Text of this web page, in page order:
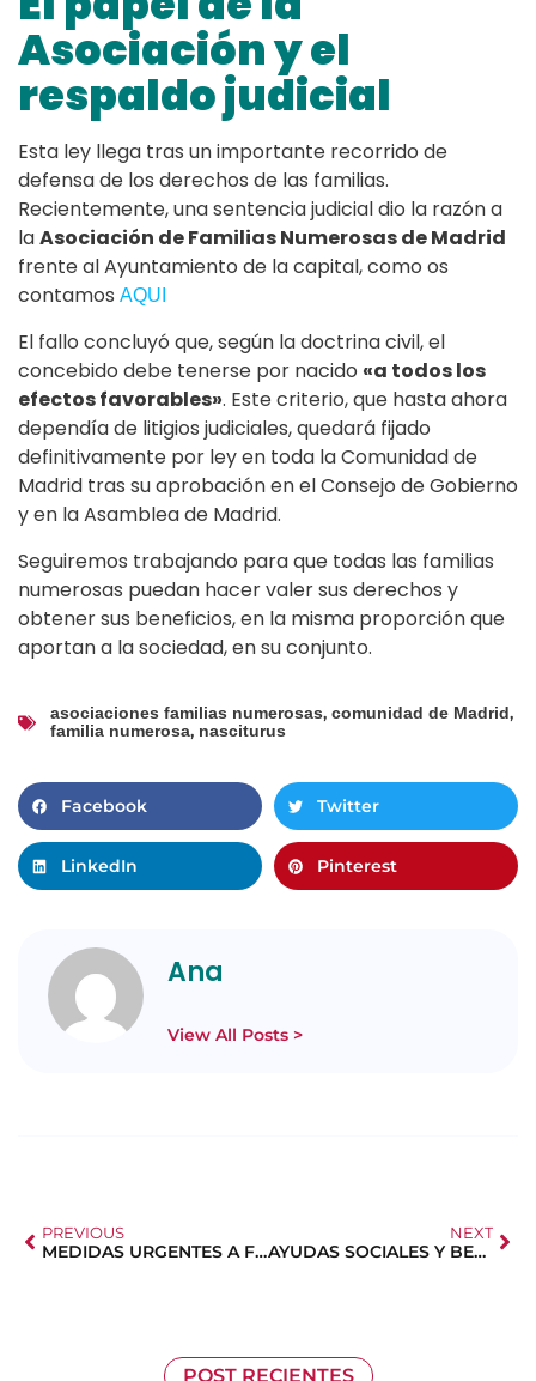
Asociación y el
respaldo judicial
Esta ley llega tras un importante recorrido de
defensa de los derechos de las familias.
Recientemente, una sentencia judicial dio la razón a
laAsociación de Familias Numerosas de Madrid
frente al Ayuntamiento de la capital, como os
contamos AQUI
El fallo concluyó que, según la doctrina civil, el
concebido debe tenerse por nacido «a todos los
efectos favorables». Este criterio, que hasta ahora
dependía de litigios judiciales, quedará fijado
definitivamente por ley en toda la Comunidad de
Madrid tras su aprobación en el Consejo de Gobierno
y en la Asamblea de Madrid.
Seguiremos trabajando para que todas las familias
numerosas puedan hacer valer sus derechos y
obtener sus beneficios, en la misma proporción que
aportan a la sociedad, en su conjunto.
asociaciones familias numerosas, comunidad de Madrid,
familia numerosa, nasciturus
Facebook Twitter
LinkedIn Pinterest
Ana
View All Posts >
PREVIOUS
MEDIDAS URGENTES A FAVOR DE LA NATALIDAD
NEXT
AYUDAS SOCIALES Y BECAS
POST RECIENTES